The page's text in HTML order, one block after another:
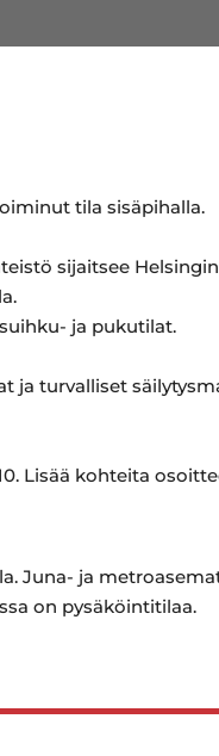
tila sisäpihalla.
sijaitsee
ja pukutilat.
ja turvalliset
Lisää kohteita
Juna- ja
on pysäköintitilaa.